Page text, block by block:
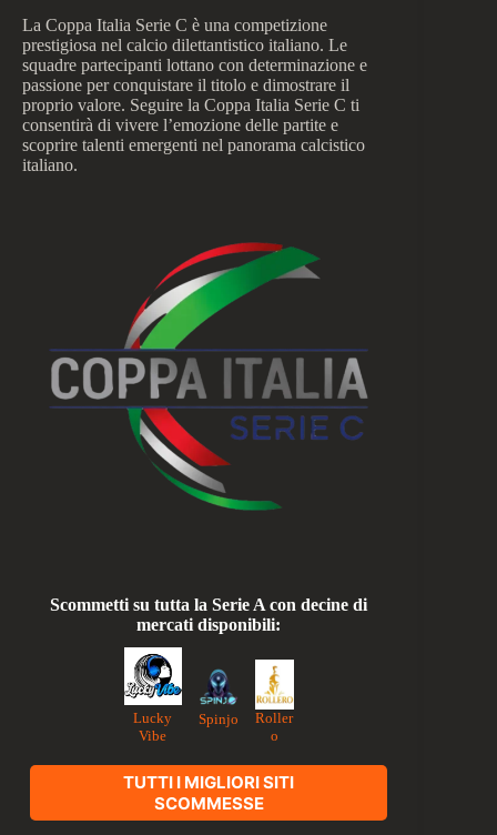
La Coppa Italia Serie C è una competizione
prestigiosa nel calcio dilettantistico italiano. Le
squadre partecipanti lottano con determinazione e
passione per conquistare il titolo e dimostrare il
proprio valore. Seguire la Coppa Italia Serie C ti
consentirà di vivere l’emozione delle partite e
scoprire talenti emergenti nel panorama calcistico
italiano.
Scommetti su tutta la Serie A con decine di
mercati disponibili:
Lucky
Vibe
Spinjo
Roller
o
TUTTI I MIGLIORI SITI
SCOMMESSE